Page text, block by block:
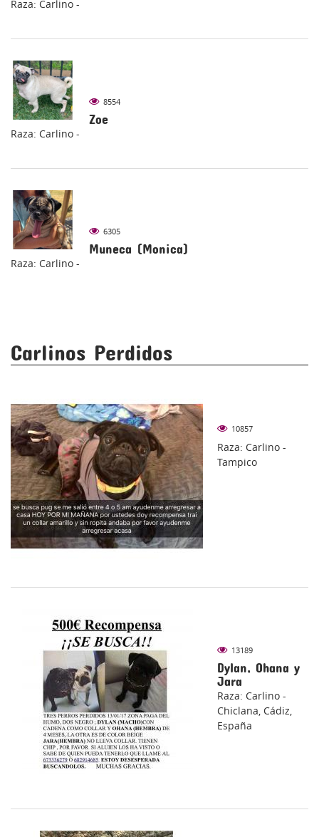
Raza: Carlino -
8554
Zoe
Raza: Carlino -
6305
Muneca (Monica)
Raza: Carlino -
Carlinos Perdidos
10857
Raza: Carlino -
Tampico
13189
Dylan, Ohana y
Jara
Raza: Carlino -
Chiclana, Cádiz,
España